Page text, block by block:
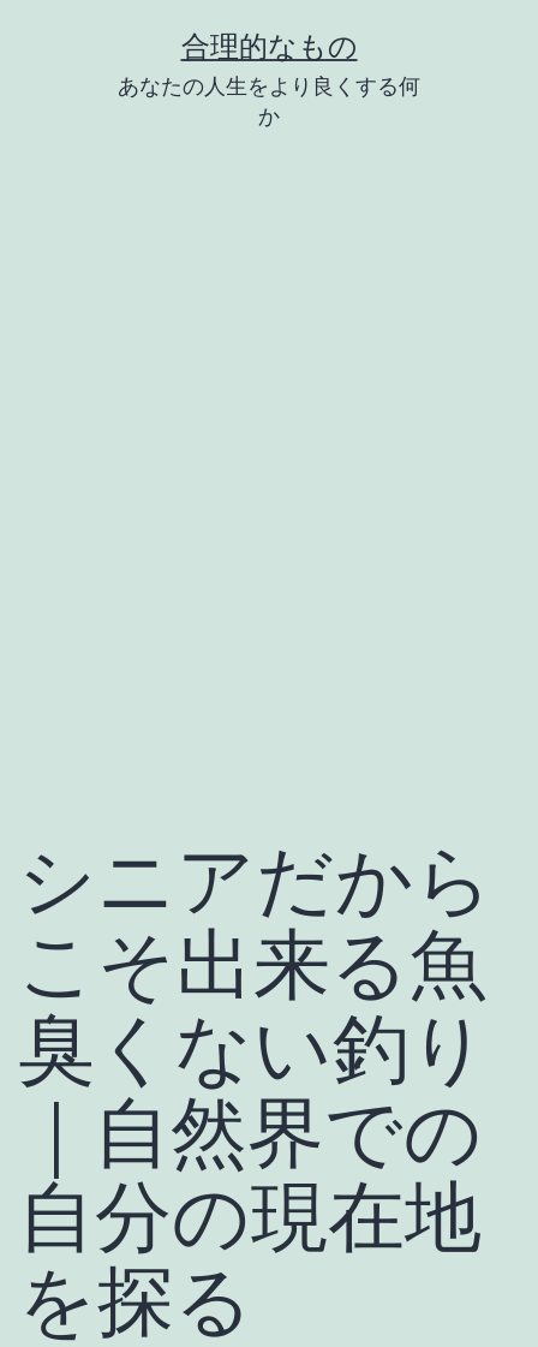
合理的なもの
あなたの人生をより良くする何
か
シニアだから
こそ出来る魚
臭くない釣り
｜自然界での
自分の現在地
を探る